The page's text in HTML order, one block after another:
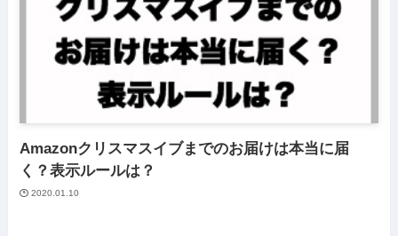
Amazonクリスマスイブまでのお届けは本当に届
く？表示ルールは？
2020.01.10